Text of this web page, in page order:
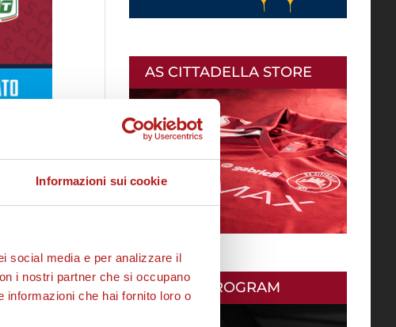
Informazioni sui cookie
social media e per analizzare il
i nostri partner che si occupano
informazioni che hai fornito loro o
AS CITTADELLA STORE
MATCH PROGRAM